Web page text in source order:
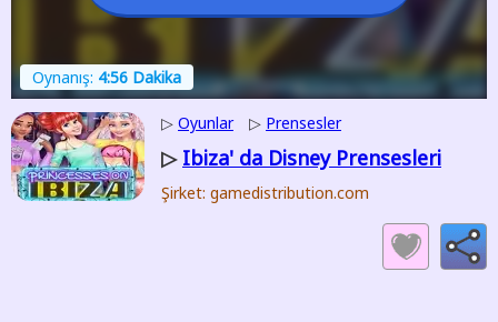
Oynanış: 4:56 Dakika
▷ Oyunlar ▷ Prensesler
▷ Ibiza' da Disney Prensesleri
Şirket: gamedistribution.com